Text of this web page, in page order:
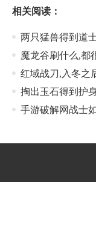
相关阅读：
两只猛兽得到道
魔龙谷刷什么,都
红域战刀,入冬之
掏出玉石得到护
手游破解网战士